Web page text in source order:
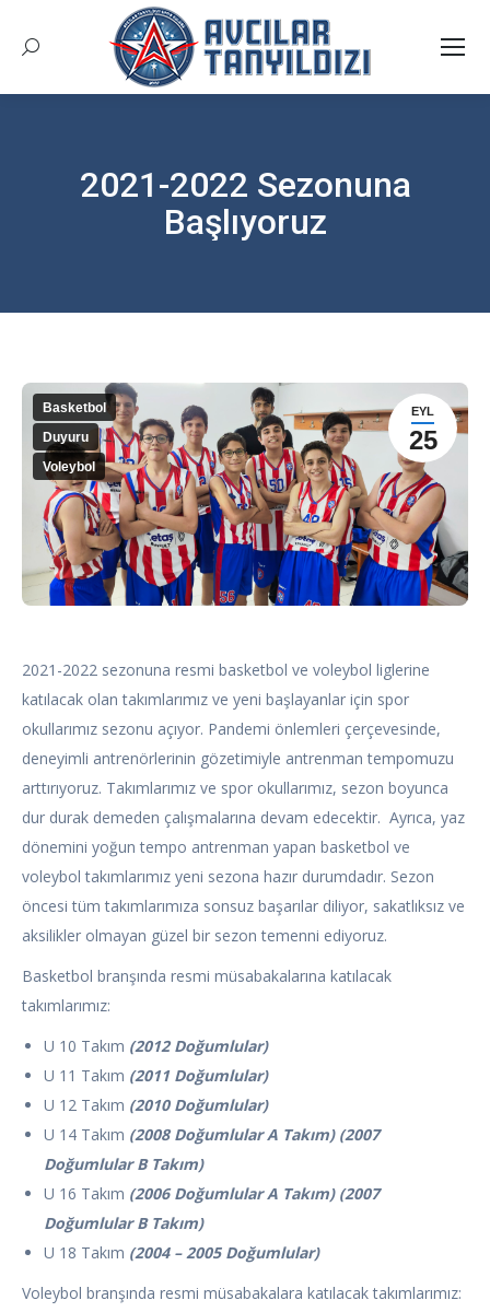
Arama:
2021-2022 Sezonuna
Başlıyoruz
EYL
25
Basketbol
Duyuru
Voleybol
2021-2022 sezonuna resmi basketbol ve voleybol liglerine
katılacak olan takımlarımız ve yeni başlayanlar için spor
okullarımız sezonu açıyor. Pandemi önlemleri çerçevesinde,
deneyimli antrenörlerinin gözetimiyle antrenman tempomuzu
arttırıyoruz. Takımlarımız ve spor okullarımız, sezon boyunca
dur durak demeden çalışmalarına devam edecektir. Ayrıca, yaz
dönemini yoğun tempo antrenman yapan basketbol ve
voleybol takımlarımız yeni sezona hazır durumdadır. Sezon
öncesi tüm takımlarımıza sonsuz başarılar diliyor, sakatlıksız ve
aksilikler olmayan güzel bir sezon temenni ediyoruz.
Basketbol branşında resmi müsabakalarına katılacak
takımlarımız:
U 10 Takım (2012 Doğumlular)
U 11 Takım (2011 Doğumlular)
U 12 Takım (2010 Doğumlular)
U 14 Takım (2008 Doğumlular A Takım) (2007
Doğumlular B Takım)
U 16 Takım (2006 Doğumlular A Takım) (2007
Doğumlular B Takım)
U 18 Takım (2004 – 2005 Doğumlular)
Voleybol branşında resmi müsabakalara katılacak takımlarımız: